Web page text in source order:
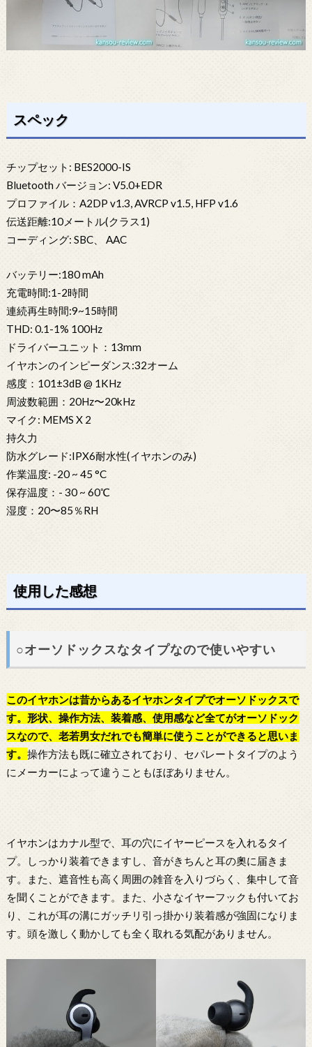
スペック
チップセット: BES2000-IS
Bluetooth バージョン: V5.0+EDR
プロファイル：A2DP v1.3, AVRCP v1.5, HFP v1.6
伝送距離:10メートル(クラス1)
コーディング: SBC、 AAC
バッテリー:180 mAh
充電時間:1-2時間
連続再生時間:9~15時間
THD: 0.1-1% 100Hz
ドライバーユニット：13mm
イヤホンのインピーダンス:32オーム
感度：101±3dB @ 1KHz
周波数範囲：20Hz〜20kHz
マイク: MEMS X 2
持久力
防水グレード:IPX6耐水性(イヤホンのみ)
作業温度: -20 ~ 45 °C
保存温度：- 30 ~ 60℃
湿度：20〜85％RH
使用した感想
○オーソドックスなタイプなので使いやすい
このイヤホンは昔からあるイヤホンタイプでオーソドックスで
す。形状、操作方法、装着感、使用感など全てがオーソドック
スなので、老若男女だれでも簡単に使うことができると思いま
す。 操作方法も既に確立されており、セパレートタイプのよう
にメーカーによって違うこともほぼありません。
イヤホンはカナル型で、耳の穴にイヤーピースを入れるタイ
プ。しっかり装着できますし、音がきちんと耳の奧に届きま
す。また、遮音性も高く周囲の雑音を入りづらく、集中して音
を聞くことができます。また、小さなイヤーフックも付いてお
り、これが耳の溝にガッチリ引っ掛かり装着感が強固になりま
す。頭を激しく動かしても全く取れる気配がありません。